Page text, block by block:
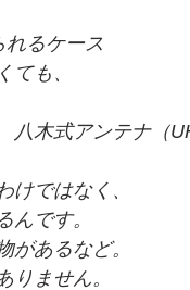
るケース
ても、
八木式アンテナ（
けではなく、
んです。
があるなど。
りません。